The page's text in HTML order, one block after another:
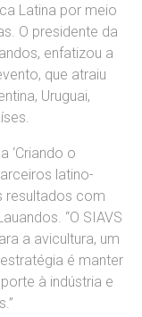
Latina por meio
O presidente da
enfatizou a
que atraiu
Uruguai,
‘Criando o
latino-
resultados com
“O SIAVS
a avicultura, um
é manter
à indústria e